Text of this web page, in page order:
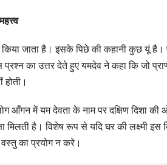
किया जाता है। इसके पिछे की कहानी कुछ यूं है।
का उत्तर देते हुए यमदेव ने कहा कि जो
आँगन में यम देवता के नाम पर दक्षिण
मिलती है। विशेष रूप से यदि घर की लक्ष्मी इस
का प्रयोग न करे।